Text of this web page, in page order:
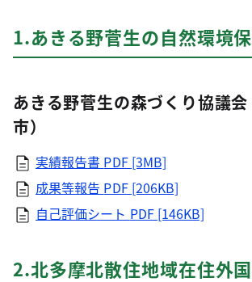
1.あきる野菅生の自然環境
あきる野菅生の森づくり協議
市）
実績報告書 PDF [3MB]
成果等報告 PDF [206KB]
自己評価シート PDF [146KB]
2.北多摩北散住地域在住外